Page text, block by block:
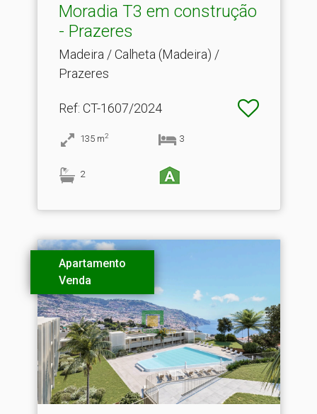
Moradia T3 em construção
- Prazeres
Madeira / Calheta (Madeira) /
Prazeres
Ref: CT-1607/2024
135 m2 3
2
Apartamento
Venda